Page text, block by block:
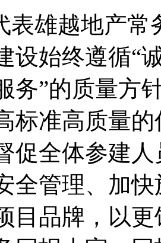
表雄越地产常
设始终遵循“
务”的质量方
标准高质量
促全体参建
全管理、加
目品牌，以